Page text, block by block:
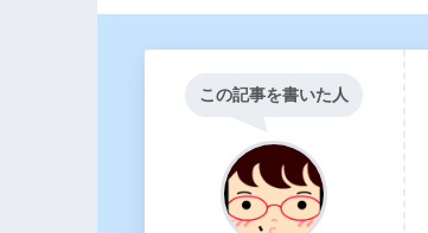
この記事を書いた人